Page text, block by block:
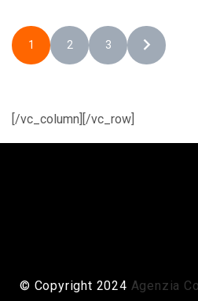
1 2 3
[/vc_column][/vc_row]
© Copyright 2024 Agenzia